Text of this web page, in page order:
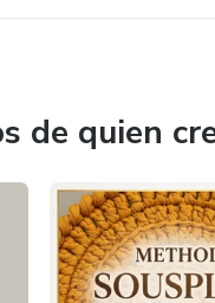
de quien